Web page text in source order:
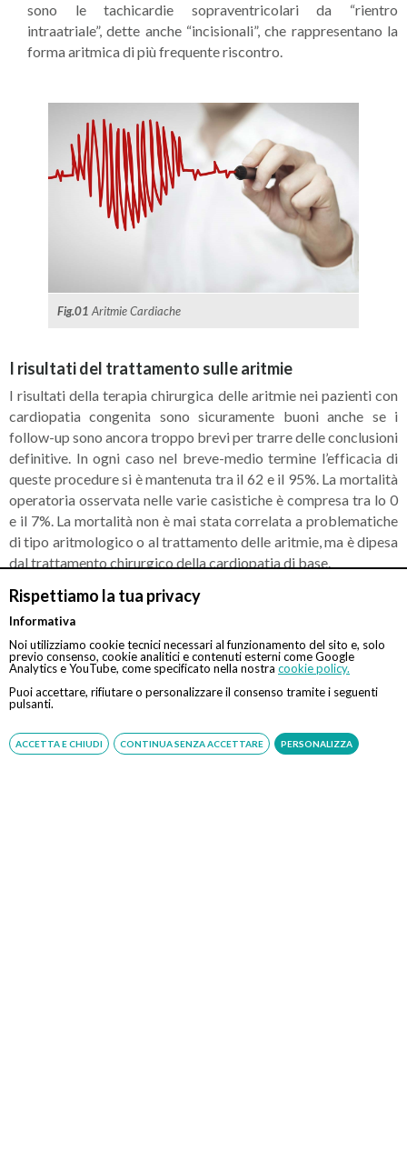
Rispettiamo la tua privacy
Informativa
Noi utilizziamo cookie tecnici necessari al funzionamento del sito e, solo
previo consenso, cookie analitici e contenuti esterni come Google
Analytics e YouTube, come specificato nella nostra cookie policy.
Puoi accettare, rifiutare o personalizzare il consenso tramite i seguenti
pulsanti.
ACCETTA E CHIUDI CONTINUA SENZA ACCETTARE PERSONALIZZA
sono le tachicardie sopraventricolari da “rientro
intraatriale”, dette anche “incisionali”, che rappresentano la
forma aritmica di più frequente riscontro.
Fig.01Aritmie Cardiache
I risultati del trattamento sulle aritmie
I risultati della terapia chirurgica delle aritmie nei pazienti con
cardiopatia congenita sono sicuramente buoni anche se i
follow-up sono ancora troppo brevi per trarre delle conclusioni
definitive. In ogni caso nel breve-medio termine l’efficacia di
queste procedure si è mantenuta tra il 62 e il 95%. La mortalità
operatoria osservata nelle varie casistiche è compresa tra lo 0
e il 7%. La mortalità non è mai stata correlata a problematiche
di tipo aritmologico o al trattamento delle aritmie, ma è dipesa
dal trattamento chirurgico della cardiopatia di base.
CONTATTI
Chiamaci